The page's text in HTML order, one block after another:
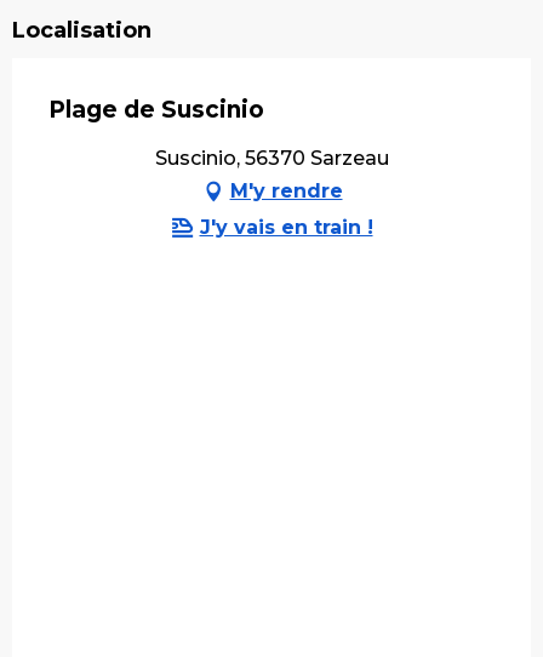
Localisation
Plage de Suscinio
Suscinio, 56370 Sarzeau
M'y rendre
J'y vais en train !